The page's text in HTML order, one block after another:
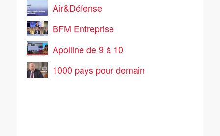
Air&Défense
BFM Entreprise
Apolline de 9 à 10
1000 pays pour demain